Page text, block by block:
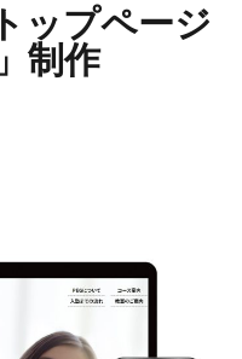
ップページ
制作